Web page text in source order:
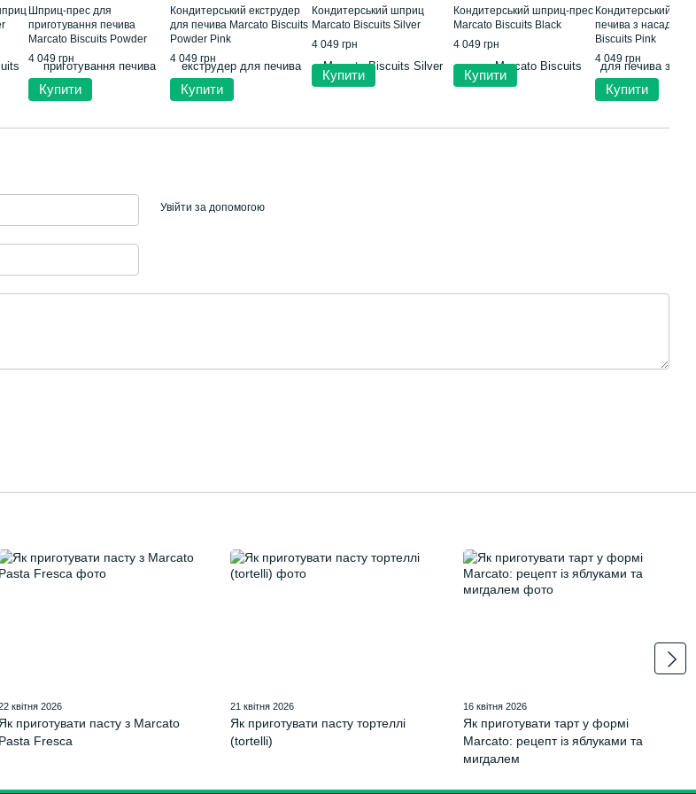
Шприц-прес для
приготування печива
Marcato Biscuits Powder
Grey
4 049 грн
Купити
Кондитерський екструдер
для печива Marcato Biscuits
Powder Pink
4 049 грн
Купити
Кондитерський шприц
Marcato Biscuits Silver
4 049 грн
Купити
Кондитерський шприц-прес
Marcato Biscuits Black
4 049 грн
Купити
Кондитерський
печива з
Biscuits Pink
4 049 грн
Купити
Увійти за допомогою
квітня 2026
Як приготувати пасту з Marcato
Pasta Fresca
21 квітня 2026
Як приготувати пасту тортеллі
(tortelli)
16 квітня 2026
Як приготувати тарт у формі
Marcato: рецепт із яблуками та
мигдалем